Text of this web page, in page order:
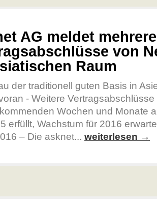
AG meldet mehrere
von
Raum
der traditionell guten Basis in
- Weitere
Wochen und Monate
erfüllt, Wachstum für 2016
– Die asknet... weiterlesen →